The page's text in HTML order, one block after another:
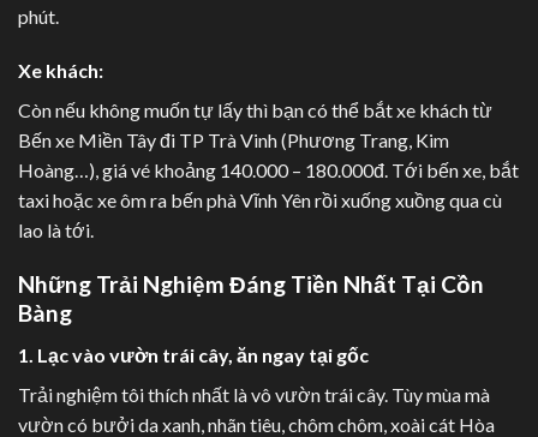
phút.
Xe khách:
Còn nếu không muốn tự lấy thì bạn có thể bắt xe khách từ
Bến xe Miền Tây đi TP Trà Vinh (Phương Trang, Kim
Hoàng…), giá vé khoảng 140.000 – 180.000đ. Tới bến xe, bắt
taxi hoặc xe ôm ra bến phà Vĩnh Yên rồi xuống xuồng qua cù
lao là tới.
Những Trải Nghiệm Đáng Tiền Nhất Tại Cồn
Bàng
1. Lạc vào vườn trái cây, ăn ngay tại gốc
Trải nghiệm tôi thích nhất là vô vườn trái cây. Tùy mùa mà
vườn có bưởi da xanh, nhãn tiêu, chôm chôm, xoài cát Hòa